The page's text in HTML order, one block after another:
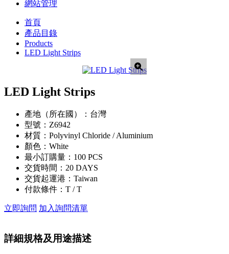
網站管理
首頁
產品目錄
Products
LED Light Strips
LED Light Strips
產地（所在國）： 台灣
型號： Z6942
材質： Polyvinyl Chloride / Aluminium
顏色： White
最小訂購量： 100 PCS
交貨時間： 20 DAYS
交貨起運港： Taiwan
付款條件： T / T
立即詢問 加入詢問清單
詳細規格及用途描述